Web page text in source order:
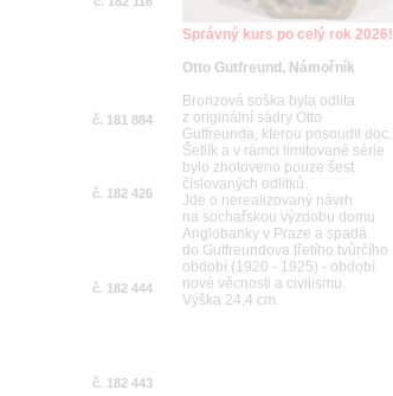
č. 181 884
č. 182 426
č. 182 444
č. 182 443
Správný kurs po celý rok 2026!
Otto Gutfreund, Námořník
Bronzová soška byla odlita
z originální sádry Otto
Gutfreunda, kterou posoudil doc.
Šetlík a v rámci limitované série
bylo zhotoveno pouze šest
číslovaných odlitků.
Jde o nerealizovaný návrh
na sochařskou výzdobu domu
Anglobanky v Praze a spadá
do Gutfreundova třetího tvůrčího
období (1920 - 1925) - období
nové věcnosti a civilismu.
Výška 24,4 cm.